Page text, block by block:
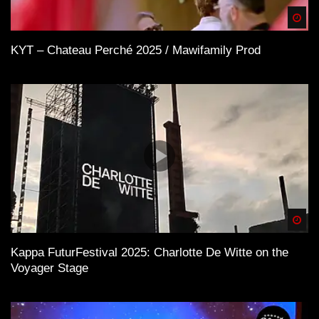
KYT – Chateau Perché 2025 / Mawifamily Prod
Kappa FuturFestival 2025: Charlotte De Witte on the
Voyager Stage